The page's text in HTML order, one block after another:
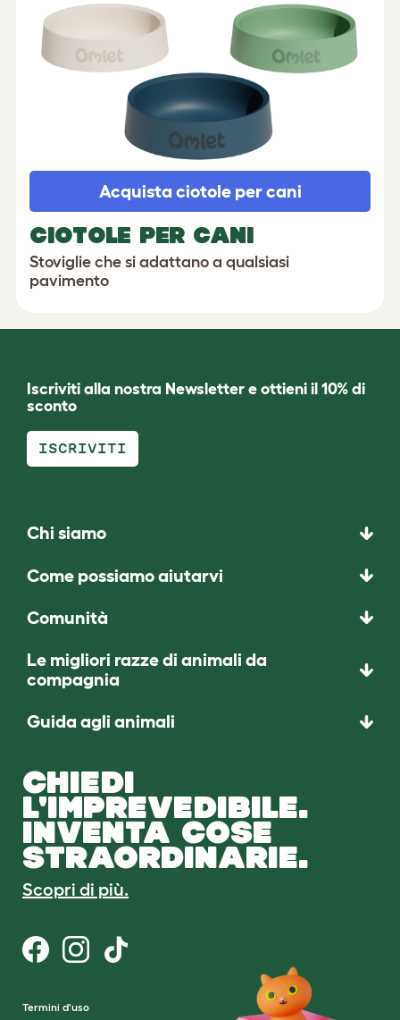
CIOTOLE PER CANI
Stoviglie che si adattano a qualsiasi
pavimento
Acquista ciotole per cani
Iscriviti alla nostra Newsletter e ottieni il 10% di
sconto
ISCRIVITI
Chi siamo
Come possiamo aiutarvi
Comunità
Le migliori razze di animali da
compagnia
Guida agli animali
CHIEDI
L'IMPREVEDIBILE.
INVENTA COSE
STRAORDINARIE.
Scopri di più.
Termini d'uso